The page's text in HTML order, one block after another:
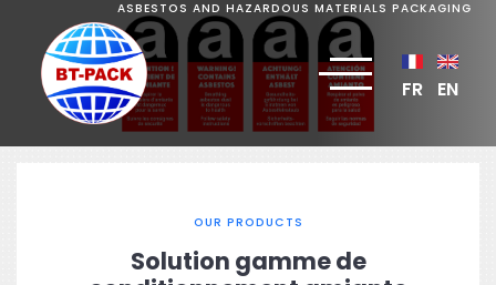
ASBESTOS AND HAZARDOUS MATERIALS PACKAGING
FR EN
OUR PRODUCTS
Solution gamme de